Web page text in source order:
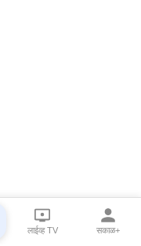
लाईव्ह TV सकाळ+